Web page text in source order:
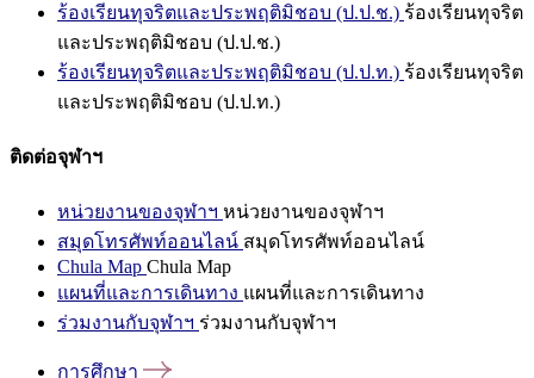
ร้องเรียนทุจริตและประพฤติมิชอบ (ป.ป.ช.) ร้องเรียนทุจริต
และประพฤติมิชอบ (ป.ป.ช.)
ร้องเรียนทุจริตและประพฤติมิชอบ (ป.ป.ท.) ร้องเรียนทุจริต
และประพฤติมิชอบ (ป.ป.ท.)
ติดต่อจุฬาฯ
หน่วยงานของจุฬาฯ หน่วยงานของจุฬาฯ
สมุดโทรศัพท์ออนไลน์ สมุดโทรศัพท์ออนไลน์
Chula Map Chula Map
แผนที่และการเดินทาง แผนที่และการเดินทาง
ร่วมงานกับจุฬาฯ ร่วมงานกับจุฬาฯ
การศึกษา